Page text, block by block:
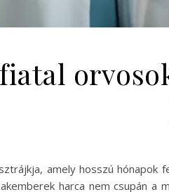
amely hosszú
harca nem csupán a